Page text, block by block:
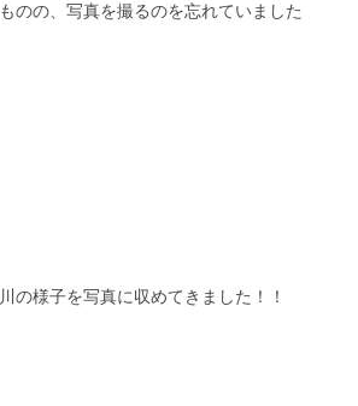
のの、写真を撮るのを忘れていました
の様子を写真に収めてきました！！